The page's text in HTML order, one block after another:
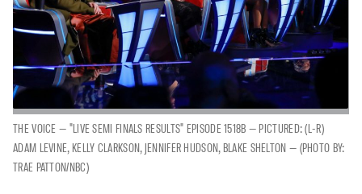
THE VOICE — "LIVE SEMI FINALS RESULTS" EPISODE 1518B — PICTURED: (L-R)
ADAM LEVINE, KELLY CLARKSON, JENNIFER HUDSON, BLAKE SHELTON — (PHOTO BY:
TRAE PATTON/NBC)